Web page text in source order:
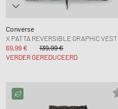
Converse
X PATTA REVERSIBLE GRAPHIC VEST
69,99 €
139,99 €
VERDER GEREDUCEERD